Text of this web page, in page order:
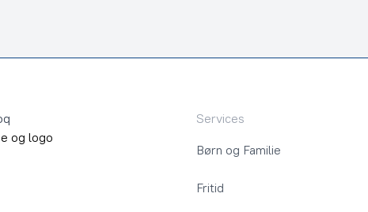
og logo
Services
Børn og Familie
Fritid